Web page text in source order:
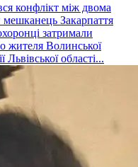
конфлікт між двома
мешканець Закарпаття
затримали
жителя Волинської
області...